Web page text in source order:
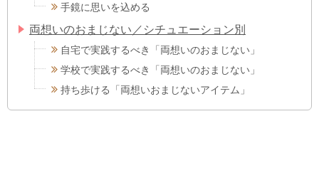
手鏡に思いを込める
両想いのおまじない／シチュエーション別
自宅で実践するべき「両想いのおまじない」
学校で実践するべき「両想いのおまじない」
持ち歩ける「両想いおまじないアイテム」